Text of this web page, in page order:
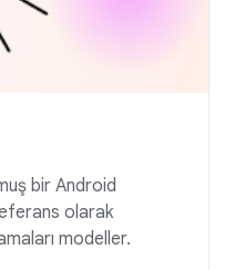
bir Android
olarak
modeller.